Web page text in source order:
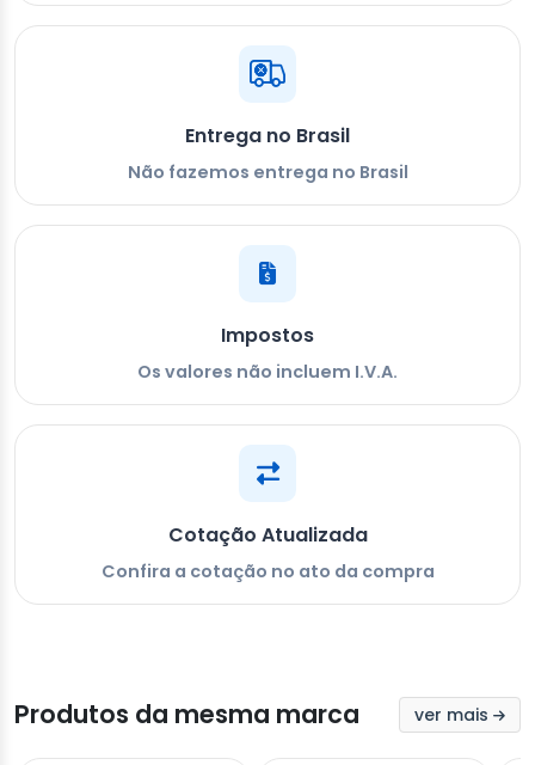
Entrega no Brasil
Não fazemos entrega no Brasil
Impostos
Os valores não incluem I.V.A.
Cotação Atualizada
Confira a cotação no ato da compra
Produtos da mesma marca ver mais